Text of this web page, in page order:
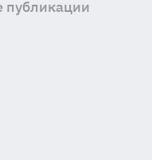
публикации